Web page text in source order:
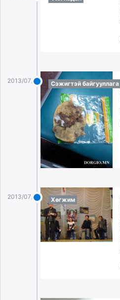
tumen.mn
shuum.mn
tvmongolia.mn
unegui.mn
unread.today
2013/07/25 Сэжигтэй байгууллага
2013/07/25 Хөгжим